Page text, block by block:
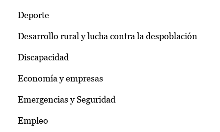
Deporte
Desarrollo rural y lucha contra la despoblación
Discapacidad
Economía y empresas
Emergencias y Seguridad
Empleo